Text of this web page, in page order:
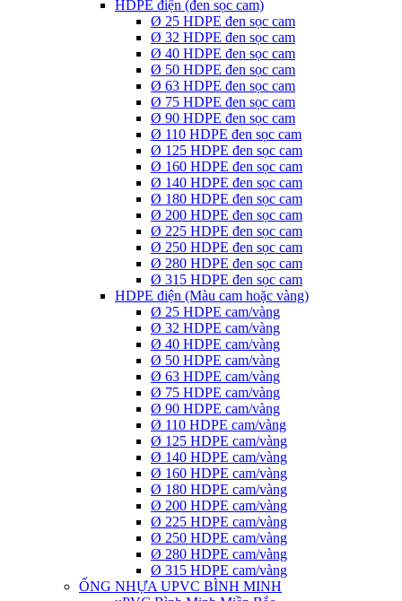
HDPE điện (đen sọc cam)
Ø 25 HDPE đen sọc cam
Ø 32 HDPE đen sọc cam
Ø 40 HDPE đen sọc cam
Ø 50 HDPE đen sọc cam
Ø 63 HDPE đen sọc cam
Ø 75 HDPE đen sọc cam
Ø 90 HDPE đen sọc cam
Ø 110 HDPE đen sọc cam
Ø 125 HDPE đen sọc cam
Ø 160 HDPE đen sọc cam
Ø 140 HDPE đen sọc cam
Ø 180 HDPE đen sọc cam
Ø 200 HDPE đen sọc cam
Ø 225 HDPE đen sọc cam
Ø 250 HDPE đen sọc cam
Ø 280 HDPE đen sọc cam
Ø 315 HDPE đen sọc cam
HDPE điện (Màu cam hoặc vàng)
Ø 25 HDPE cam/vàng
Ø 32 HDPE cam/vàng
Ø 40 HDPE cam/vàng
Ø 50 HDPE cam/vàng
Ø 63 HDPE cam/vàng
Ø 75 HDPE cam/vàng
Ø 90 HDPE cam/vàng
Ø 110 HDPE cam/vàng
Ø 125 HDPE cam/vàng
Ø 140 HDPE cam/vàng
Ø 160 HDPE cam/vàng
Ø 180 HDPE cam/vàng
Ø 200 HDPE cam/vàng
Ø 225 HDPE cam/vàng
Ø 250 HDPE cam/vàng
Ø 280 HDPE cam/vàng
Ø 315 HDPE cam/vàng
ỐNG NHỰA UPVC BÌNH MINH